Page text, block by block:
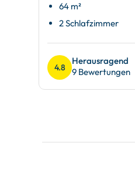
64 m²
2 Schlafzimmer
4.8
Herausragend
9 Bewertungen